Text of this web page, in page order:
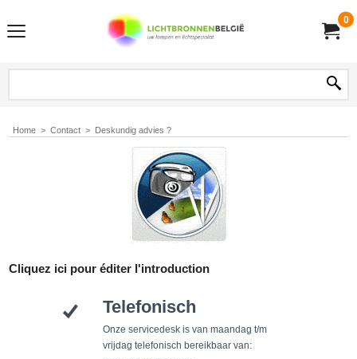
0
Home > Contact > Deskundig advies ?
Cliquez ici pour éditer l'introduction
Telefonisch
Onze servicedesk is van maandag t/m
vrijdag telefonisch bereikbaar van: